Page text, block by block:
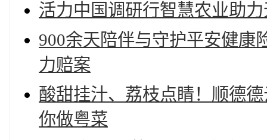
活力中国调研行智慧农业助
900余天陪伴与守护平安健康
力赔案
酸甜挂汁、荔枝点睛！顺德
你做粤菜